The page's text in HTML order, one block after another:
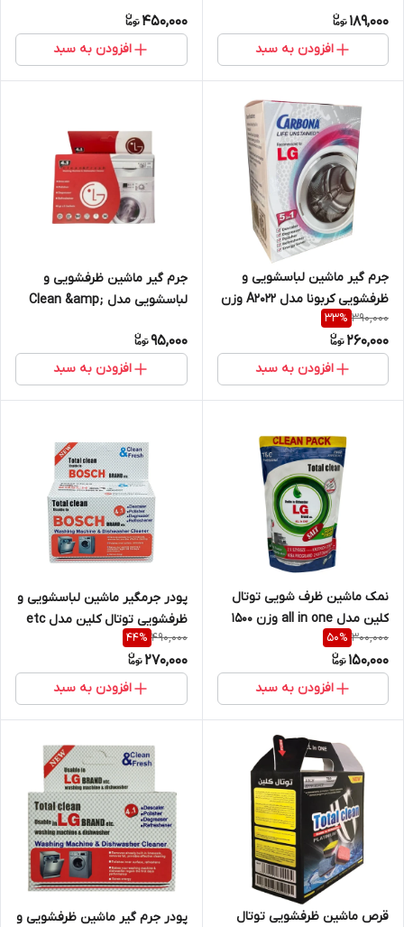
189,000
افزودن به سبد
450,000
افزودن به سبد
جرم گیر ماشین لباسشویی و
ظرفشویی کربونا مدل A2022 وزن
50 گرم بسته 5 عددی
390,000
33%
260,000
افزودن به سبد
جرم گیر ماشین ظرفشویی و
لباسشویی مدل Clean &amp;
95,000
افزودن به سبد
نمک ماشین ظرف شویی توتال
کلین مدل all in one وزن 1500
گرم
300,000
50%
150,000
افزودن به سبد
پودر جرمگیر ماشین لباسشویی و
ظرفشویی توتال کلین مدل etc
وزن 200 گرم بسته 5 عددی
490,000
44%
270,000
افزودن به سبد
قرص ماشین ظرفشویی توتال
پودر جرم گیر ماشین ظرفشویی و